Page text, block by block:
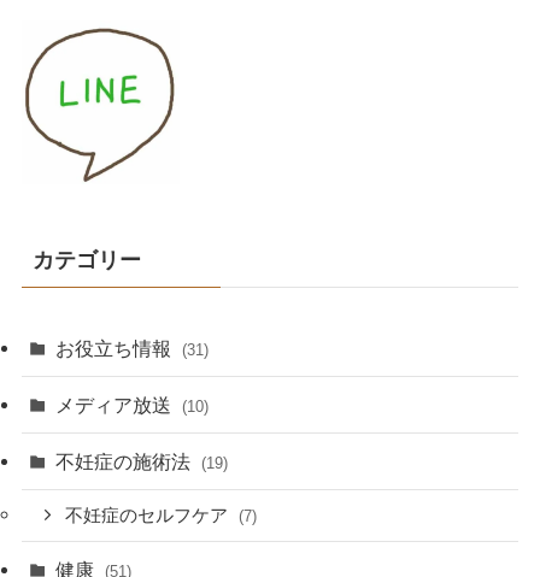
カテゴリー
お役立ち情報 (31)
メディア放送 (10)
不妊症の施術法 (19)
不妊症のセルフケア (7)
健康 (51)